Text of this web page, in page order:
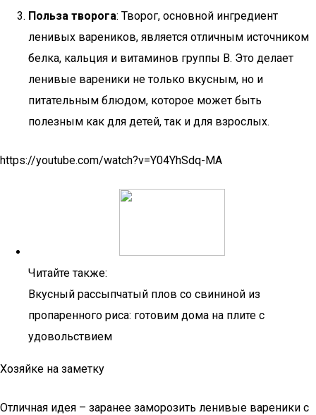
Польза творога: Творог, основной ингредиент
ленивых вареников, является отличным источником
белка, кальция и витаминов группы B. Это делает
ленивые вареники не только вкусным, но и
питательным блюдом, которое может быть
полезным как для детей, так и для взрослых.
https://youtube.com/watch?v=Y04YhSdq-MA
Читайте также:
Вкусный рассыпчатый плов со свининой из
пропаренного риса: готовим дома на плите с
удовольствием
Хозяйке на заметку
Отличная идея – заранее заморозить ленивые вареники с